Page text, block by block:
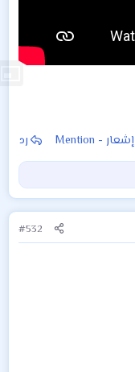
إشعار - Mention رد
#532